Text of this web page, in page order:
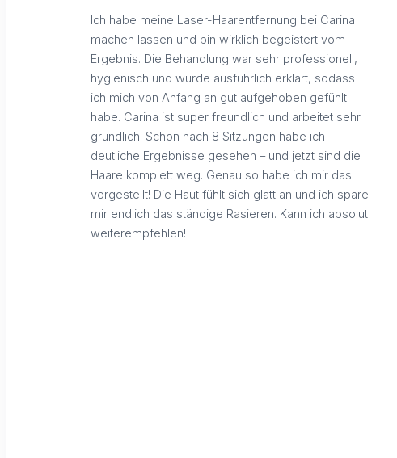
Ich habe meine Laser-Haarentfernung bei Carina
machen lassen und bin wirklich begeistert vom
Ergebnis. Die Behandlung war sehr professionell,
hygienisch und wurde ausführlich erklärt, sodass
ich mich von Anfang an gut aufgehoben gefühlt
habe. Carina ist super freundlich und arbeitet sehr
gründlich. Schon nach 8 Sitzungen habe ich
deutliche Ergebnisse gesehen – und jetzt sind die
Haare komplett weg. Genau so habe ich mir das
vorgestellt! Die Haut fühlt sich glatt an und ich spare
mir endlich das ständige Rasieren. Kann ich absolut
weiterempfehlen!